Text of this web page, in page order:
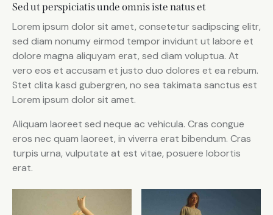
Sed ut perspiciatis unde omnis iste natus et
Lorem ipsum dolor sit amet, consetetur sadipscing elitr,
sed diam nonumy eirmod tempor invidunt ut labore et
dolore magna aliquyam erat, sed diam voluptua. At
vero eos et accusam et justo duo dolores et ea rebum.
Stet clita kasd gubergren, no sea takimata sanctus est
Lorem ipsum dolor sit amet.
Aliquam laoreet sed neque ac vehicula. Cras congue
eros nec quam laoreet, in viverra erat bibendum. Cras
turpis urna, vulputate at est vitae, posuere lobortis
erat.